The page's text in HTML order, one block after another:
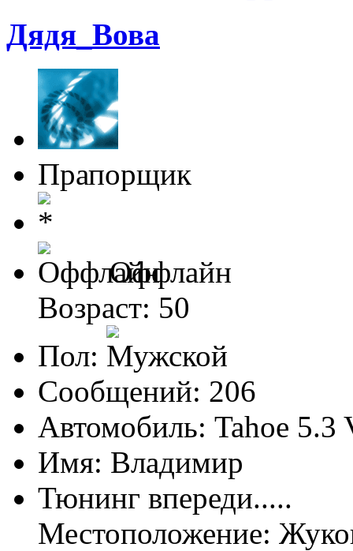
Дядя_Вова
Прапорщик
Оффлайн
Возраст: 50
Пол:
Сообщений: 206
Автомобиль: Tahoe 5.3
Имя: Владимир
Тюнинг впереди.....
Местоположение: